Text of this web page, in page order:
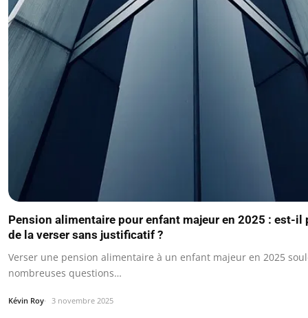
Pension alimentaire pour enfant majeur en 2025 : est-il
de la verser sans justificatif ?
Verser une pension alimentaire à un enfant majeur en 2025
nombreuses questions…
Kévin Roy 3 novembre 2025